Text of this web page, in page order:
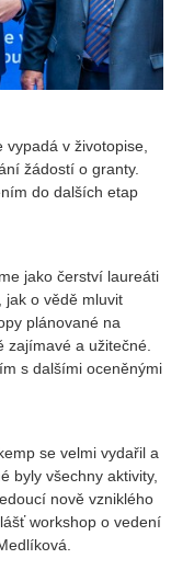
v životopise,
žádostí o granty.
do dalších etap
jako čerství laureáti
jak o vědě mluvit
plánované na
zajímavé a užitečné.
s dalšími oceněnými
se velmi vydařil a
byly všechny aktivity,
nově vzniklého
workshop o vedení